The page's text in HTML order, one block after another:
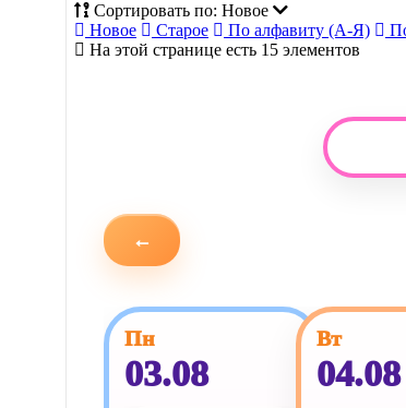
Сортировать по: Новое
Новое
Старое По алфавиту (А-Я)
На этой странице есть 15 элементов
←
Пн
03.08
Вт
04.08